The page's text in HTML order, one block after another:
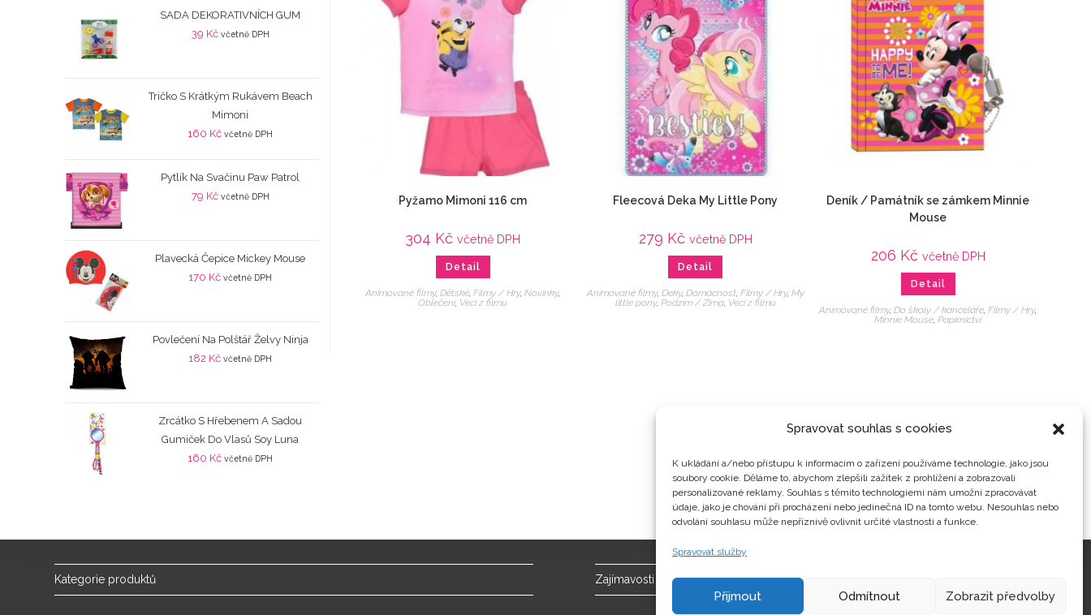
Spravovat souhlas s cookies
K ukládání a/nebo přístupu k informacím o zařízení používáme technologie, jako jsou
soubory cookie. Děláme to, abychom zlepšili zážitek z prohlížení a zobrazovali
personalizované reklamy. Souhlas s těmito technologiemi nám umožní zpracovávat
údaje, jako je chování při procházení nebo jedinečná ID na tomto webu. Nesouhlas nebo
odvolání souhlasu může nepříznivě ovlivnit určité vlastnosti a funkce.
Spravovat služby
Přijmout Odmítnout Zobrazit předvolby
Pyžamo Mimoni 116 cm
304 Kč včetně DPH
Detail
Animované filmy,Dětské,Filmy / Hry,Novinky,
Oblečení, Veci z filmu
Fleecová Deka My Little Pony
279 Kč včetně DPH
Detail
Animované filmy, Deky, Domácnost, Filmy / Hry, My
little pony, Podzim / Zima, Veci z filmu
Deník / Památník se zámkem Minnie
Mouse
206 Kč včetně DPH
Detail
Animované filmy,Do školy / kanceláře,Filmy / Hry,
Minnie Mouse,Papírnictví
SADA DEKORATIVNÍCH GUM
39 Kč včetně DPH
Tričko S Krátkým Rukávem Beach
Mimoni
160 Kč včetně DPH
Pytlík Na Svačinu Paw Patrol
79 Kč včetně DPH
Plavecká Čepice Mickey Mouse
170 Kč včetně DPH
Povlečení Na Polštář Želvy Ninja
182 Kč včetně DPH
Zrcátko S Hřebenem A Sadou
Gumiček Do Vlasů Soy Luna
160 Kč včetně DPH
Kategorie produktů Zajímavosti